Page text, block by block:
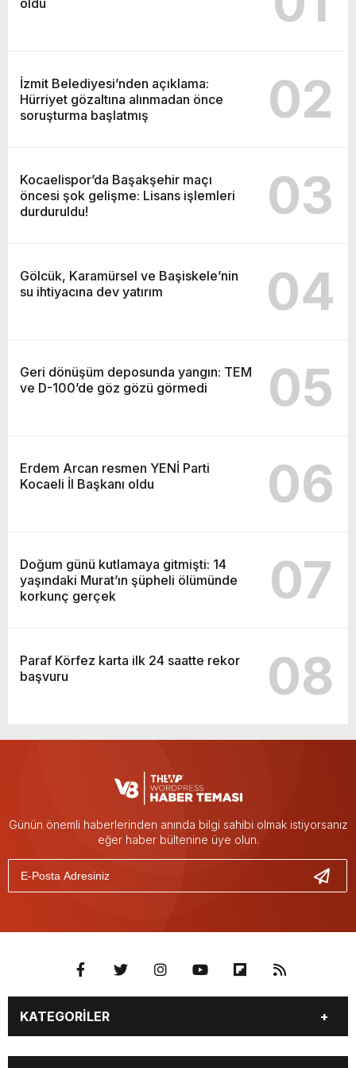
oldu
İzmit Belediyesi’nden açıklama:
Hürriyet gözaltına alınmadan önce
soruşturma başlatmış
02
Kocaelispor’da Başakşehir maçı
öncesi şok gelişme: Lisans işlemleri
durduruldu!
03
Gölcük, Karamürsel ve Başiskele’nin
su ihtiyacına dev yatırım
04
Geri dönüşüm deposunda yangın: TEM
ve D-100’de göz gözü görmedi
05
Erdem Arcan resmen YENİ Parti
Kocaeli İl Başkanı oldu
06
Doğum günü kutlamaya gitmişti: 14
yaşındaki Murat’ın şüpheli ölümünde
korkunç gerçek
07
Paraf Körfez karta ilk 24 saatte rekor
başvuru
08
Günün önemli haberlerinden anında bilgi sahibi olmak istiyorsanız
eğer haber bültenine üye olun.
KATEGORİLER
Güncel Polis Adliye